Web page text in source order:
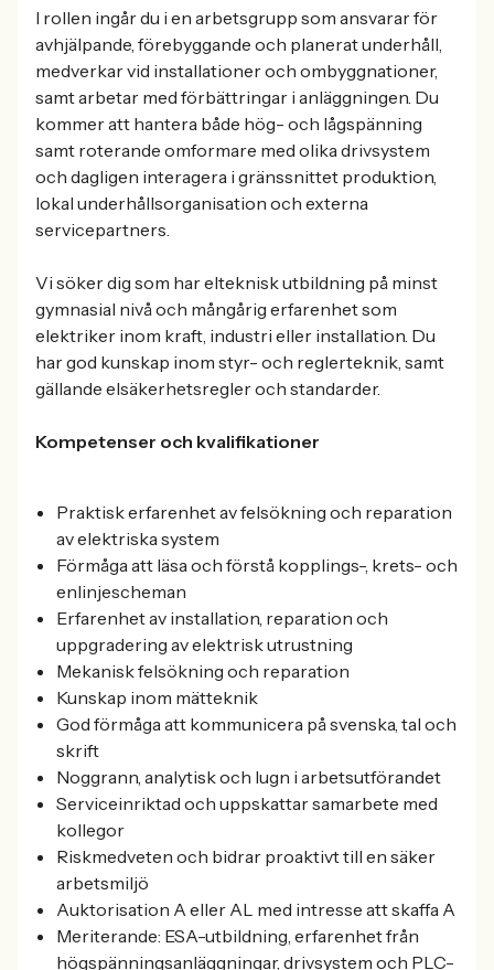
I rollen ingår du i en arbetsgrupp som ansvarar för
avhjälpande, förebyggande och planerat underhåll,
medverkar vid installationer och ombyggnationer,
samt arbetar med förbättringar i anläggningen. Du
kommer att hantera både hög- och lågspänning
samt roterande omformare med olika drivsystem
och dagligen interagera i gränssnittet produktion,
lokal underhållsorganisation och externa
servicepartners.
Vi söker dig som har elteknisk utbildning på minst
gymnasial nivå och mångårig erfarenhet som
elektriker inom kraft, industri eller installation. Du
har god kunskap inom styr- och reglerteknik, samt
gällande elsäkerhetsregler och standarder.
Kompetenser och kvalifikationer
Praktisk erfarenhet av felsökning och reparation
av elektriska system
Förmåga att läsa och förstå kopplings-, krets- och
enlinjescheman
Erfarenhet av installation, reparation och
uppgradering av elektrisk utrustning
Mekanisk felsökning och reparation
Kunskap inom mätteknik
God förmåga att kommunicera på svenska, tal och
skrift
Noggrann, analytisk och lugn i arbetsutförandet
Serviceinriktad och uppskattar samarbete med
kollegor
Riskmedveten och bidrar proaktivt till en säker
arbetsmiljö
Auktorisation A eller AL med intresse att skaffa A
Meriterande: ESA-utbildning, erfarenhet från
högspänningsanläggningar, drivsystem och PLC-